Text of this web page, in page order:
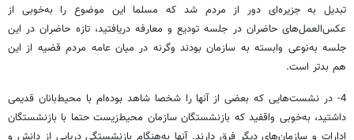
تبدیل به جزیره‌ای دور از مردم شد که مسلما این موضوع را به‌خوبی از
عکس‌العمل‌های حاضران در جلسه تودیع و معارفه دریافتید، تازه حاضران در این
جلسه به‌نوعی وابسته به سازمان بودند وگرنه در میان عامه مردم قضیه از این
هم بدتر است.
4- در نشست‌هایی که بعضی از آنها را شخصا شاهد بوده‌ام با محیط‌بانان قدیمی
داشتید، به‌خوبی واقفید که بازنشستگان سازمان محیط‌زیست حتما با بازنشستگان
ادارات و سازمان‌های دیگر فرق دارند. آنها به‌هنگام بازنشستگی دریایی از دانش و